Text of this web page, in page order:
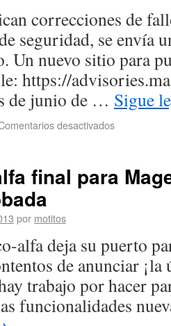
correcciones de
seguridad, se envía
Un nuevo sitio para
https://
de junio de … Sigue
desactivados
final para
por motitos
alfa deja su puerto
de anunciar
trabajo por hacer
funcionalidades